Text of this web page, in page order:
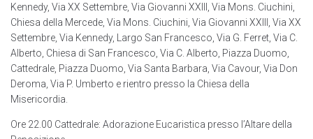
Kennedy, Via XX Settembre, Via Giovanni XXIII, Via Mons. Ciuchini,
Chiesa della Mercede, Via Mons. Ciuchini, Via Giovanni XXIII, Via XX
Settembre, Via Kennedy, Largo San Francesco, Via G. Ferret, Via C.
Alberto, Chiesa di San Francesco, Via C. Alberto, Piazza Duomo,
Cattedrale, Piazza Duomo, Via Santa Barbara, Via Cavour, Via Don
Deroma, Via P. Umberto e rientro presso la Chiesa della
Misericordia.
Ore 22.00 Cattedrale: Adorazione Eucaristica presso l’Altare della